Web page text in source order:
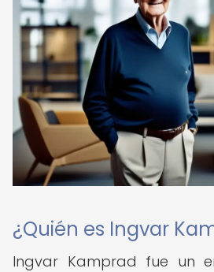
¿Quién es Ingvar
Ingvar Kamprad fue un